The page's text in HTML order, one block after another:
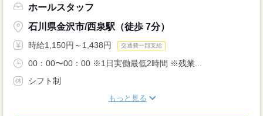
ホールスタッフ
石川県金沢市/西泉駅（徒歩 7分）
時給1,150円～1,438円 交通費一部支給
00：00〜00：00 ※1日実働最低2時間 ※残業...
シフト制
もっと見る